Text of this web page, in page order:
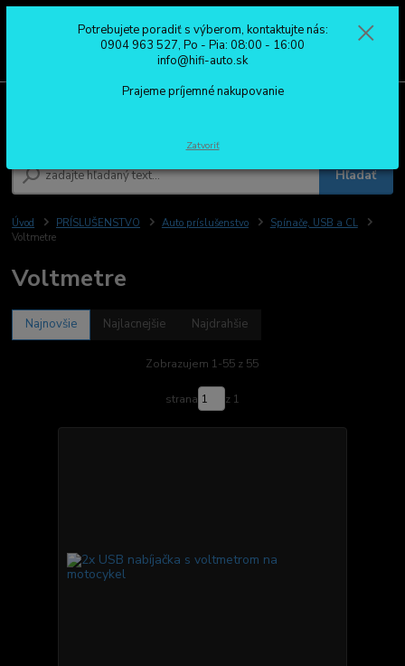
Hľadať
0904 963 527
Po - Pia: 08:00 - 16:00
Úvod PRÍSLUŠENSTVO Auto príslušenstvo
Spínače, USB a CL
Voltmetre
Voltmetre
Najnovšie Najlacnejšie Najdrahšie
Zobrazujem 1-55 z 55
strana z 1
Potrebujete poradiť s výberom, kontaktujte nás:
0904 963 527, Po - Pia: 08:00 - 16:00
info@hifi-auto.sk
Prajeme príjemné nakupovanie
Zatvoriť